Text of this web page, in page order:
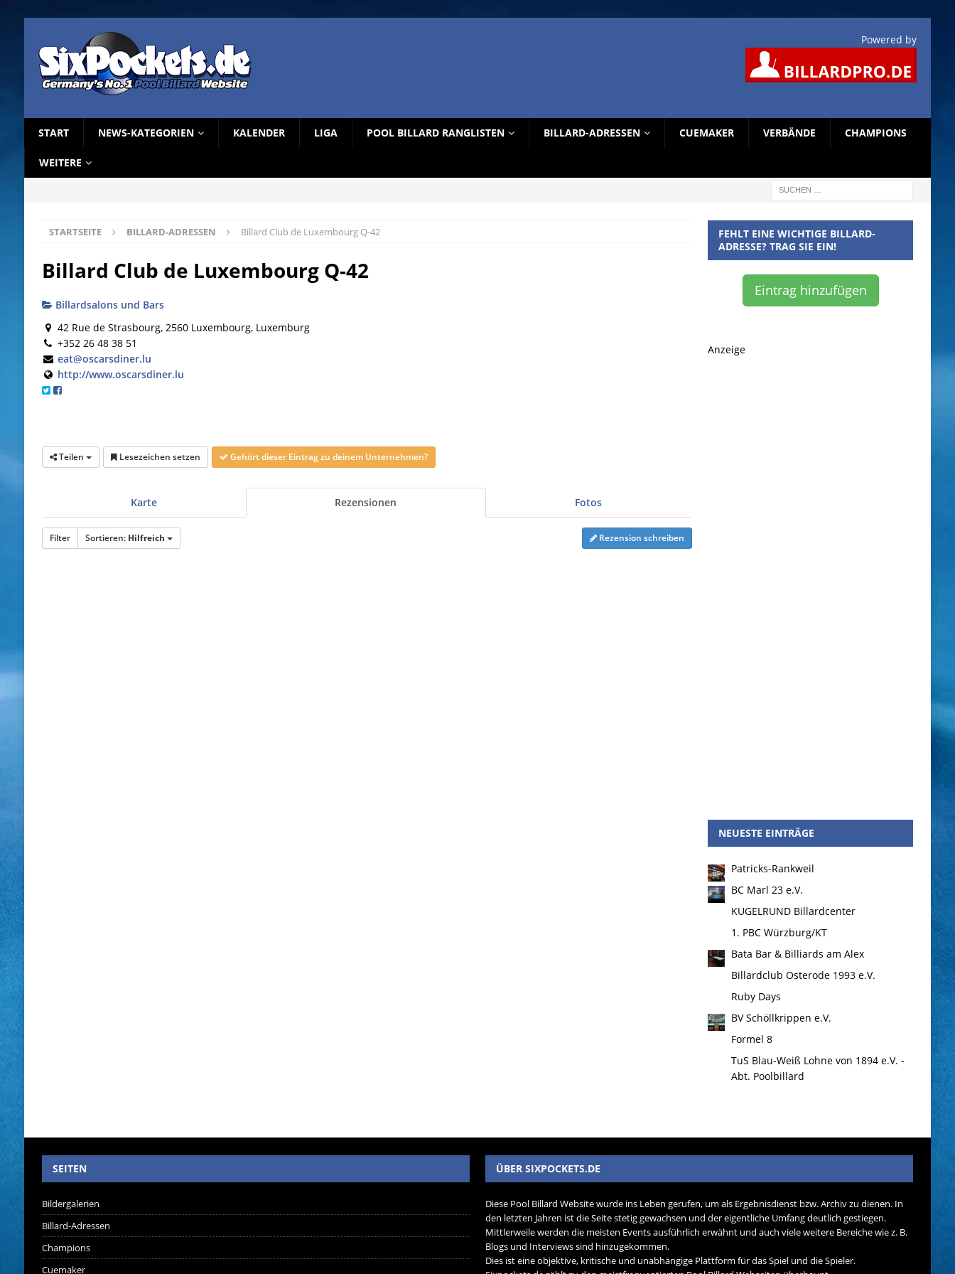
Powered by
START NEWS-KATEGORIEN KALENDER LIGA POOL BILLARD RANGLISTEN BILLARD-ADRESSEN CUEMAKER VERBÄNDE CHAMPIONS
WEITERE
STARTSEITE BILLARD-ADRESSEN Billard Club de Luxembourg Q-42
Billard Club de Luxembourg Q-42
Billardsalons und Bars
42 Rue de Strasbourg, 2560 Luxembourg, Luxemburg
+352 26 48 38 51
eat@oscarsdiner.lu
http://www.oscarsdiner.lu
Teilen Lesezeichen setzen Gehört dieser Eintrag zu deinem Unternehmen?
Karte Rezensionen Fotos
Filter Sortieren: Hilfreich Rezension schreiben
FEHLT EINE WICHTIGE BILLARD-
ADRESSE? TRAG SIE EIN!
Eintrag hinzufügen
Anzeige
NEUESTE EINTRÄGE
Patricks-Rankweil
BC Marl 23 e.V.
KUGELRUND Billardcenter
1. PBC Würzburg/KT
Bata Bar & Billiards am Alex
Billardclub Osterode 1993 e.V.
Ruby Days
BV Schöllkrippen e.V.
Formel 8
TuS Blau-Weiß Lohne von 1894 e.V. -
Abt. Poolbillard
SEITEN
Bildergalerien
Billard-Adressen
Champions
Cuemaker
ÜBER SIXPOCKETS.DE
Diese Pool Billard Website wurde ins Leben gerufen, um als Ergebnisdienst bzw. Archiv zu dienen. In
den letzten Jahren ist die Seite stetig gewachsen und der eigentliche Umfang deutlich gestiegen.
Mittlerweile werden die meisten Events ausführlich erwähnt und auch viele weitere Bereiche wie z. B.
Blogs und Interviews sind hinzugekommen.
Dies ist eine objektive, kritische und unabhängige Plattform für das Spiel und die Spieler.